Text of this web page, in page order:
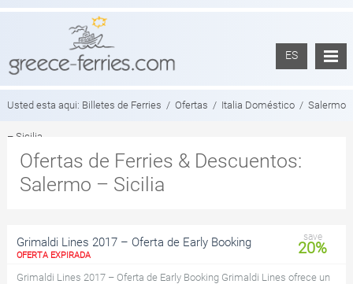
ES
Usted esta aqui: Billetes de Ferries / Ofertas / Italia Doméstico / Salermo
– Sicilia
Ofertas de Ferries & Descuentos:
Salermo – Sicilia
Grimaldi Lines 2017 – Oferta de Early Booking
OFERTA EXPIRADA
save
20%
Grimaldi Lines 2017 – Oferta de Early Booking Grimaldi Lines ofrece un